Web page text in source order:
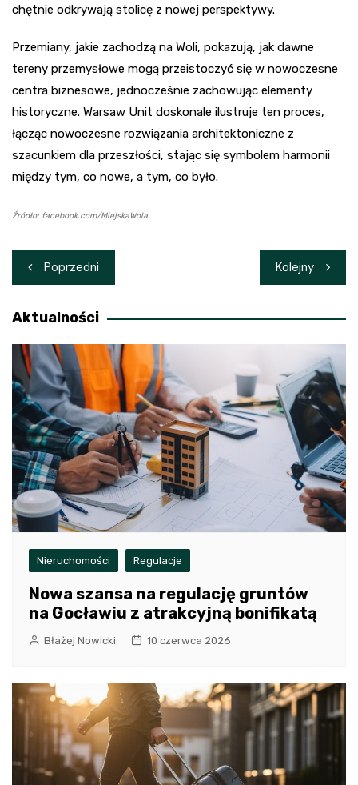
chętnie odkrywają stolicę z nowej perspektywy.
Przemiany, jakie zachodzą na Woli, pokazują, jak dawne
tereny przemysłowe mogą przeistoczyć się w nowoczesne
centra biznesowe, jednocześnie zachowując elementy
historyczne. Warsaw Unit doskonale ilustruje ten proces,
łącząc nowoczesne rozwiązania architektoniczne z
szacunkiem dla przeszłości, stając się symbolem harmonii
między tym, co nowe, a tym, co było.
Źródło: facebook.com/MiejskaWola
Nawigacja
wpisu
Poprzedni Kolejny
Aktualności
Nieruchomości Regulacje
Nowa szansa na regulację gruntów
na Gocławiu z atrakcyjną bonifikatą
Błażej Nowicki 10 czerwca 2026